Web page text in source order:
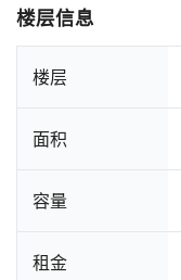
楼层信息
楼层
面积
容量
租金